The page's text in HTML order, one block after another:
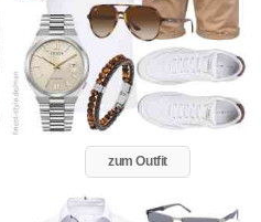
zum Outfit